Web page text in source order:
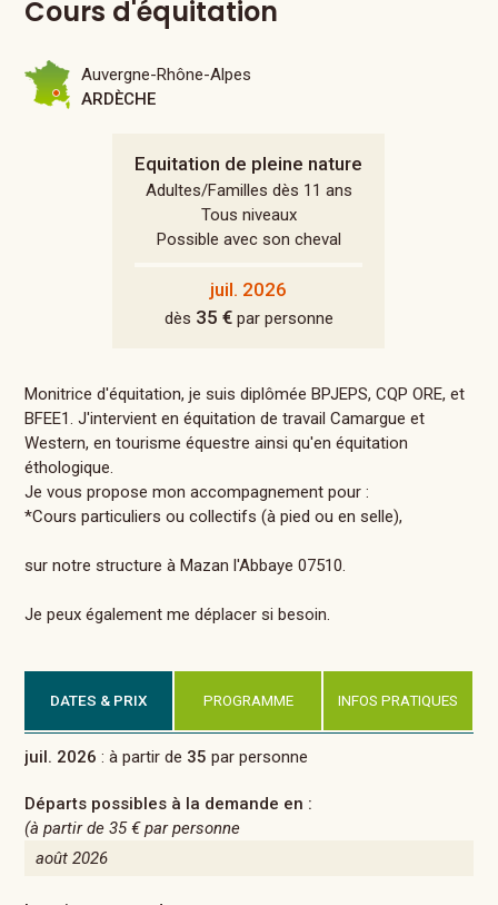
Cours d'équitation
Equitation de pleine nature
Adultes/Familles dès 11 ans
Tous niveaux
Possible avec son cheval
juil. 2026
dès 35 €par personne
Auvergne-Rhône-Alpes
ARDÈCHE
Monitrice d'équitation, je suis diplômée BPJEPS, CQP ORE, et
BFEE1. J'intervient en équitation de travail Camargue et
Western, en tourisme équestre ainsi qu'en équitation
éthologique.
Je vous propose mon accompagnement pour :
*Cours particuliers ou collectifs (à pied ou en selle),
sur notre structure à Mazan l'Abbaye 07510.
Je peux également me déplacer si besoin.
DATES & PRIX PROGRAMME INFOS PRATIQUES
juil. 2026 : à partir de 35 par personne
Départs possibles à la demande en :
(à partir de35 €par personne
août 2026